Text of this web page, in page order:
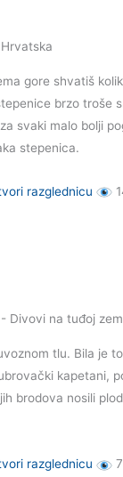
gore shvatiš
brzo troše
svaki malo bolji
stepenica.
razglednicu
Divovi na tuđoj
tlu. Bila je
kapetani,
brodova nosili
razglednicu